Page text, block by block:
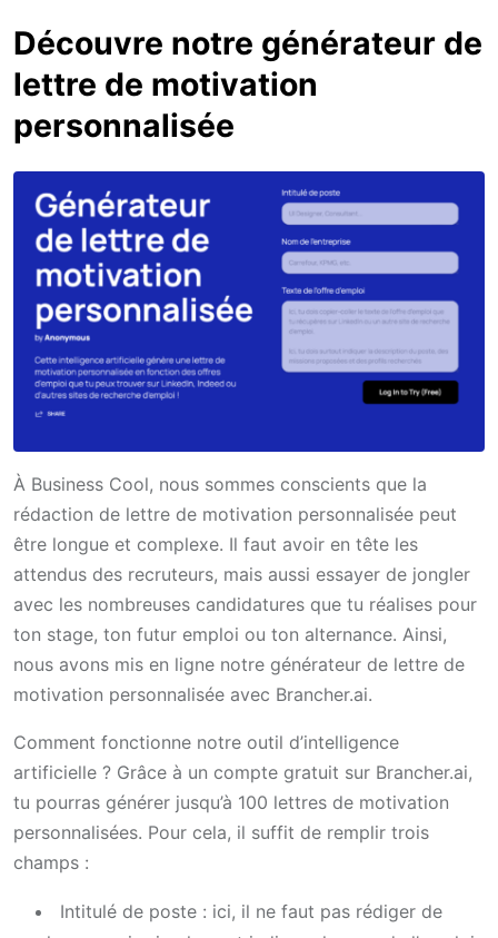
Découvre notre générateur de
lettre de motivation
personnalisée
À Business Cool, nous sommes conscients que la
rédaction de lettre de motivation personnalisée peut
être longue et complexe. Il faut avoir en tête les
attendus des recruteurs, mais aussi essayer de jongler
avec les nombreuses candidatures que tu réalises pour
ton stage, ton futur emploi ou ton alternance. Ainsi,
nous avons mis en ligne notre générateur de lettre de
motivation personnalisée avec Brancher.ai.
Comment fonctionne notre outil d’intelligence
artificielle ? Grâce à un compte gratuit sur Brancher.ai,
tu pourras générer jusqu’à 100 lettres de motivation
personnalisées. Pour cela, il suffit de remplir trois
champs :
Intitulé de poste : ici, il ne faut pas rédiger de